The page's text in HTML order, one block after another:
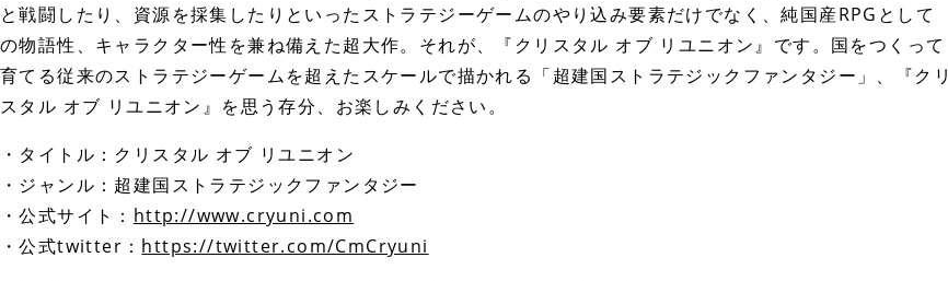
と戦闘したり、資源を採集したりといったストラテジーゲームのやり込み要素だけでなく、純国産RPGとして
の物語性、キャラクター性を兼ね備えた超大作。それが、『クリスタル オブ リユニオン』です。国をつくって
育てる従来のストラテジーゲームを超えたスケールで描かれる「超建国ストラテジックファンタジー」、『クリ
スタル オブ リユニオン』を思う存分、お楽しみください。
・タイトル：クリスタル オブ リユニオン
・ジャンル：超建国ストラテジックファンタジー
・公式サイト： http://www.cryuni.com
・公式twitter： https://twitter.com/CmCryuni